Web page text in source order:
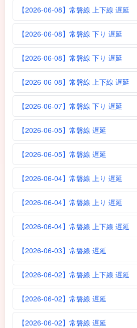
【2026-06-08】常磐線 上下線 遅延
【2026-06-08】常磐線 下り 遅延
【2026-06-08】常磐線 下り 遅延
【2026-06-08】常磐線 上下線 遅延
【2026-06-07】常磐線 下り 遅延
【2026-06-05】常磐線 遅延
【2026-06-05】常磐線 遅延
【2026-06-04】常磐線 上り 遅延
【2026-06-04】常磐線 上り 遅延
【2026-06-04】常磐線 上下線 遅延
【2026-06-03】常磐線 遅延
【2026-06-02】常磐線 上下線 遅延
【2026-06-02】常磐線 遅延
【2026-06-02】常磐線 遅延